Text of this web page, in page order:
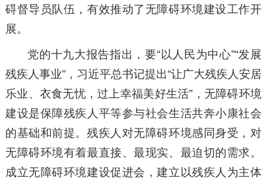
碍督导员队伍，有效推动了无障碍环境建设工作开
展。
党的十九大报告指出，要“以人民为中心”“发展
残疾人事业”，习近平总书记提出“让广大残疾人安居
乐业、衣食无忧，过上幸福美好生活”，无障碍环境
建设是保障残疾人平等参与社会生活共奔小康社会
的基础和前提。残疾人对无障碍环境感同身受，对
无障碍环境有着最直接、最现实、最迫切的需求。
成立无障碍环境建设促进会，建立以残疾人为主体